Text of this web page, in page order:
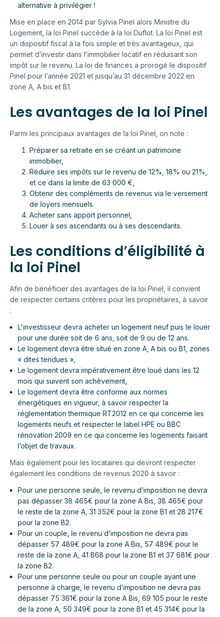
alternative à privilégier !
Mise en place en 2014 par Sylvia Pinel alors Ministre du
Logement, la loi Pinel succède à la loi Duflot. La loi Pinel est
un dispositif fiscal à la fois simple et très avantageux, qui
permet d’investir dans l’immobilier locatif en réduisant son
impôt sur le revenu. La loi de finances a prorogé le dispositif
Pinel pour l’année 2021 et jusqu’au 31 décembre 2022 en
zone A, A bis et B1.
Les avantages de la loi Pinel
Parmi les principaux avantages de la loi Pinel, on note :
Préparer sa retraite en se créant un patrimoine
immobilier,
Réduire ses impôts sur le revenu de 12%, 18% ou 21%,
et ce dans la limite de 63 000 €,
Obtenir des compléments de revenus via le versement
de loyers mensuels
Acheter sans apport personnel,
Louer à ses ascendants ou à ses descendants.
Les conditions d’éligibilité à
la loi Pinel
Afin de bénéficier des avantages de la loi Pinel, il convient
de respecter certains critères pour les propriétaires, à savoir
:
L'investisseur devra acheter un logement neuf puis le louer
pour une durée soit de 6 ans, soit de 9 ou de 12 ans.
Le logement devra être situé en zone A, A bis ou B1, zones
« dites tendues »,
Le logement devra impérativement être loué dans les 12
mois qui suivent son achèvement,
Le logement devra être conforme aux normes
énergétiques en vigueur, à savoir respecter la
réglementation thermique RT2012 en ce qui concerne les
logements neufs et respecter le label HPE ou BBC
rénovation 2009 en ce qui concerne les logements faisant
l’objet de travaux.
Mais également pour les locataires qui devront respecter
également les conditions de revenus 2020 à savoir :
Pour une personne seule, le revenu d’imposition ne devra
pas dépasser 38 465€ pour la zone A Bis, 38 465€ pour
le reste de la zone A, 31 352€ pour la zone B1 et 28 217€
pour la zone B2.
Pour un couple, le revenu d’imposition ne devra pas
dépasser 57 489€ pour la zone A Bis, 57 489€ pour le
reste de la zone A, 41 868 pour la zone B1 et 37 681€ pour
la zone B2.
Pour une personne seule ou pour un couple ayant une
personne à charge, le revenu d’imposition ne devra pas
dépasser 75 361€ pour la zone A Bis, 69 105 pour le reste
de la zone A, 50 349€ pour la zone B1 et 45 314€ pour la